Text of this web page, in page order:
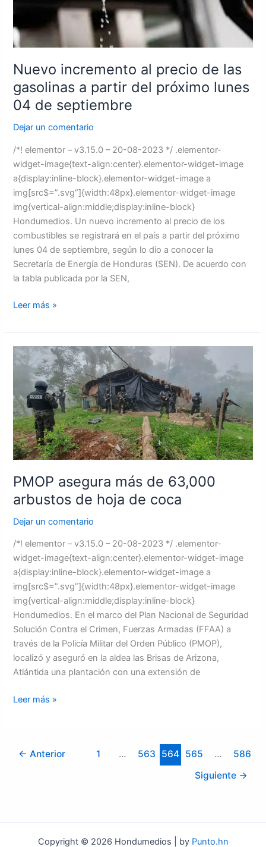
Nuevo incremento al precio de las
gasolinas a partir del próximo lunes
04 de septiembre
Dejar un comentario
/*! elementor – v3.15.0 – 20-08-2023 */ .elementor-
widget-image{text-align:center}.elementor-widget-image
a{display:inline-block}.elementor-widget-image a
img[src$=”.svg”]{width:48px}.elementor-widget-image
img{vertical-align:middle;display:inline-block}
Hondumedios. Un nuevo incremento al precio de los
combustibles se registrará en el país a partir del próximo
lunes 04 de septiembre, según lo dio a conocer la
Secretaría de Energía de Honduras (SEN). De acuerdo con
la tabla publicada por la SEN,
partir
del
próximo
04
de
septiembre
Leer más »
PMOP asegura más de 63,000
arbustos de hoja de coca
Dejar un comentario
/*! elementor – v3.15.0 – 20-08-2023 */ .elementor-
widget-image{text-align:center}.elementor-widget-image
a{display:inline-block}.elementor-widget-image a
img[src$=”.svg”]{width:48px}.elementor-widget-image
img{vertical-align:middle;display:inline-block}
Hondumedios. En el marco del Plan Nacional de Seguridad
Solución Contra el Crimen, Fuerzas Armadas (FFAA) a
través de la Policía Militar del Orden Público (PMOP),
localizó y aseguró en la aldea las Brisas de Arizona,
Atlántida una plantación con una extensión de
PMOP
asegura
más
de
63,000
arbustos
de
hoja
coca
Leer más »
← Anterior 1 … 563 564 565 …
586
Siguiente →
Copyright © 2026 Hondumedios | by Punto.hn